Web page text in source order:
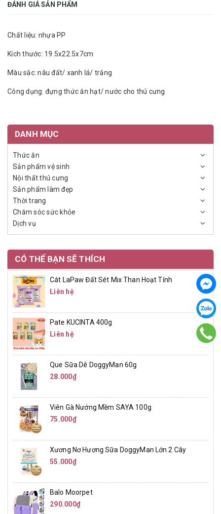
ĐÁNH GIÁ SẢN PHẨM
Chất liệu: nhựa PP
Kích thước: 19.5x22.5x7cm
Màu sắc: nâu đất/ xanh lá/ trắng
Công dụng: đựng thức ăn hạt/ nước cho thú cưng
DANH MỤC
Thức ăn
Sản phẩm vệ sinh
Nội thất thú cưng
Sản phẩm làm đẹp
Thời trang
Chăm sóc sức khỏe
Dịch vụ
CÓ THỂ BẠN SẼ THÍCH
Cát LaPaw Đất Sét Mix Than Hoạt Tính
Liên hệ
Pate KUCINTA 400g
Liên hệ
Que Sữa Dê DoggyMan 60g
28.000₫
Viên Gà Nướng Mềm SAYA 100g
75.000₫
Xương Nơ Hương Sữa DoggyMan Lớn 2 Cây
55.000₫
Balo Moorpet
290.000₫